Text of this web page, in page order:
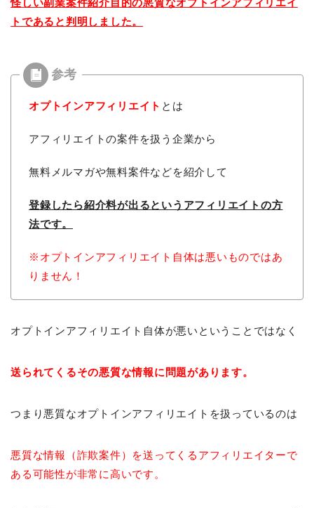
トであると判明しました。
オプトインアフィリエイト とは
アフィリエイトの案件を扱う企業から
無料メルマガや無料案件などを紹介して
登録したら紹介料が出るという アフィリエイトの方
法です。
※オプトインアフィリエイト自体は悪いものではあ
りません！
オプトインアフィリエイト自体が悪いということではなく
送られてくるその悪質な情報に問題があります。
つまり悪質なオプトインアフィリエイトを扱っているのは
悪質な情報（詐欺案件）を送ってくるアフィリエイターで
ある可能性が非常に高いです。